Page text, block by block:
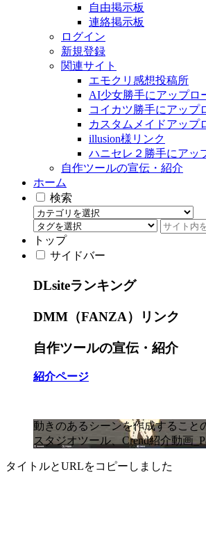
自由掲示板
連絡掲示板
ログイン
新規登録
関連サイト
エモクリ感想投稿所
AI少女勝手にアップロ
コイカツ勝手にアップ
カスタムメイドアップ
illusion様リンク
ハニセレ２勝手にアッ
自作ツールの宣伝・紹介
ホーム
検索
トップ
サイドバー
DLsiteランキング
DMM（FANZA）リンク
自作ツールの宣伝・紹介
紹介ページ
動きのあるシーンを作成すること
スタジオツール、Crend紹介動画
タイトルとURLをコピーしました